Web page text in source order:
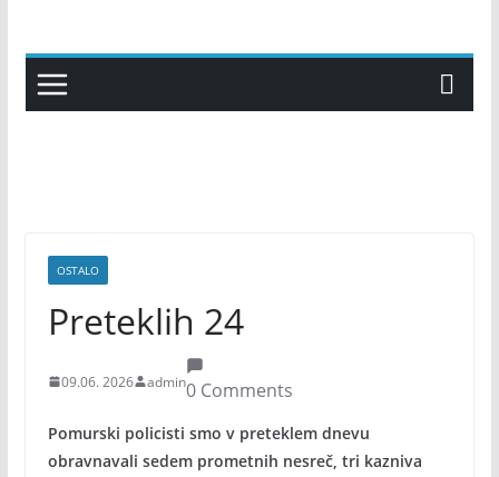
content
OSTALO
Preteklih 24
09.06. 2026 admin0 Comments
Pomurski policisti smo v preteklem dnevu
obravnavali sedem prometnih nesreč, tri kazniva